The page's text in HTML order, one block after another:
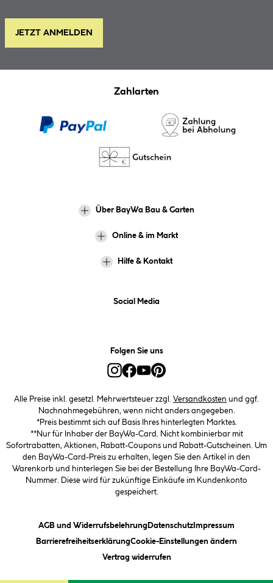
JETZT ANMELDEN
Zahlarten
Über BayWa Bau & Garten
Online & im Markt
Hilfe & Kontakt
Social Media
Folgen Sie uns
Alle Preise inkl. gesetzl. Mehrwertsteuer zzgl. Versandkosten und ggf.
Nachnahmegebühren, wenn nicht anders angegeben.
*Preis bestimmt sich auf Basis Ihres hinterlegten Marktes.
**Nur für Inhaber der BayWa-Card. Nicht kombinierbar mit
Sofortrabatten, Aktionen, Rabatt-Coupons und Rabatt-Gutscheinen. Um
den BayWa-Card-Preis zu erhalten, legen Sie den Artikel in den
Warenkorb und hinterlegen Sie bei der Bestellung Ihre BayWa-Card-
Nummer. Diese wird für zukünftige Einkäufe im Kundenkonto
gespeichert.
AGB und Widerrufsbelehrung (öffnet ein Dialogfeld)
Datenschutz(öffnet ein Dialogfeld)
Impressum
Barrierefreiheitserklärung(öffnet ein Dialogfeld)
Cookie-Einstellungen ändern(öffnet
Vertrag widerrufen